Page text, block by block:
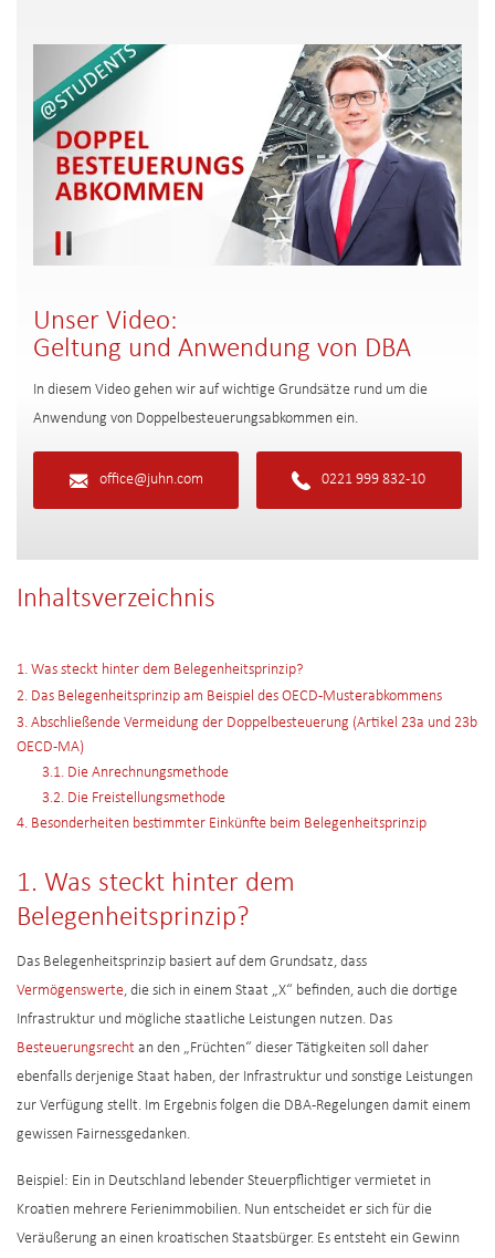
Unser Video:
Geltung und Anwendung von DBA
In diesem Video gehen wir auf wichtige Grundsätze rund um die
Anwendung von Doppelbesteuerungsabkommen ein.
office@juhn.com 0221 999 832-10
Inhaltsverzeichnis
1. Was steckt hinter dem Belegenheitsprinzip?
2. Das Belegenheitsprinzip am Beispiel des OECD-Musterabkommens
3. Abschließende Vermeidung der Doppelbesteuerung (Artikel 23a und 23b
OECD-MA)
3.1. Die Anrechnungsmethode
3.2. Die Freistellungsmethode
4. Besonderheiten bestimmter Einkünfte beim Belegenheitsprinzip
1. Was steckt hinter dem
Belegenheitsprinzip?
Das Belegenheitsprinzip basiert auf dem Grundsatz, dass
Vermögenswerte, die sich in einem Staat „X“ befinden, auch die dortige
Infrastruktur und mögliche staatliche Leistungen nutzen. Das
Besteuerungsrecht an den „Früchten“ dieser Tätigkeiten soll daher
ebenfalls derjenige Staat haben, der Infrastruktur und sonstige Leistungen
zur Verfügung stellt. Im Ergebnis folgen die DBA-Regelungen damit einem
gewissen Fairnessgedanken.
Beispiel: Ein in Deutschland lebender Steuerpflichtiger vermietet in
Kroatien mehrere Ferienimmobilien. Nun entscheidet er sich für die
Veräußerung an einen kroatischen Staatsbürger. Es entsteht ein Gewinn